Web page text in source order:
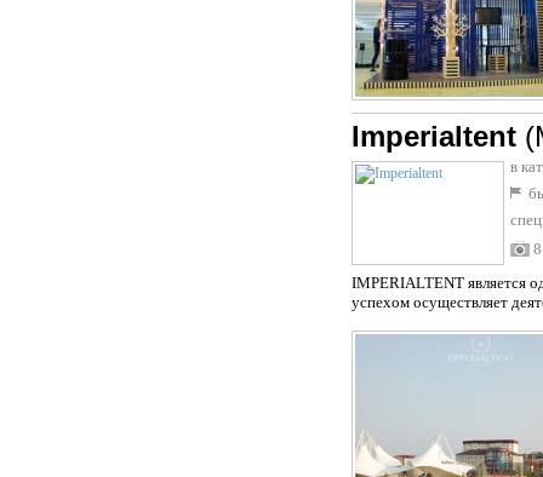
Imperialtent
в
8
IMPERIALTENT является
успехом осуществляет